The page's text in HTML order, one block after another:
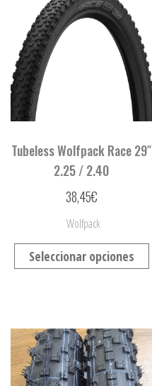
Tubeless Wolfpack Race 29″
2.25 / 2.40
38,45€
Wolfpack
Seleccionar opciones